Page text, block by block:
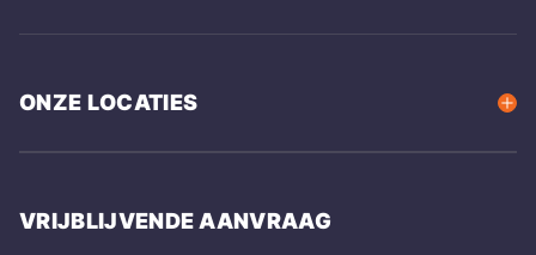
ONZE LOCATIES
VRIJBLIJVENDE AANVRAAG